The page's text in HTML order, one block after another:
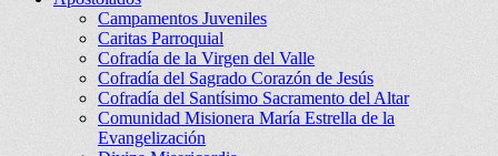
Campamentos Juveniles
Caritas Parroquial
Cofradía de la Virgen del Valle
Cofradía del Sagrado Corazón de Jesús
Cofradía del Santísimo Sacramento del Altar
Comunidad Misionera María Estrella de la
Evangelización